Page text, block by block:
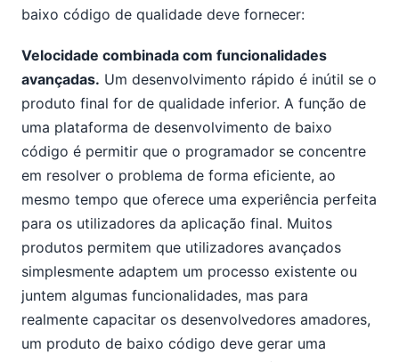
baixo código de qualidade deve fornecer:
Velocidade combinada com funcionalidades
avançadas. Um desenvolvimento rápido é inútil se o
produto final for de qualidade inferior. A função de
uma plataforma de desenvolvimento de baixo
código é permitir que o programador se concentre
em resolver o problema de forma eficiente, ao
mesmo tempo que oferece uma experiência perfeita
para os utilizadores da aplicação final. Muitos
produtos permitem que utilizadores avançados
simplesmente adaptem um processo existente ou
juntem algumas funcionalidades, mas para
realmente capacitar os desenvolvedores amadores,
um produto de baixo código deve gerar uma